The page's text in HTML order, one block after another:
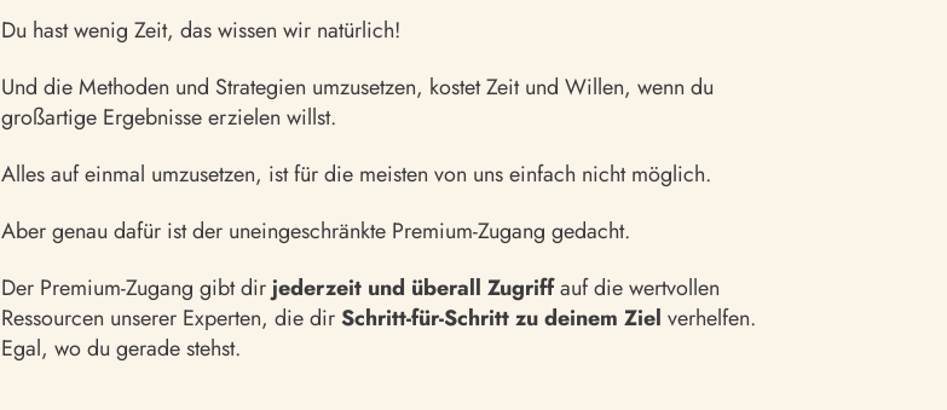
Du hast wenig Zeit, das wissen wir natürlich!
Und die Methoden und Strategien umzusetzen, kostet Zeit und Willen, wenn du
großartige Ergebnisse erzielen willst.
Alles auf einmal umzusetzen, ist für die meisten von uns einfach nicht möglich.
Aber genau dafür ist der uneingeschränkte Premium-Zugang gedacht.
Der Premium-Zugang gibt dirjederzeit und überall Zugriffauf die wertvollen
Ressourcen unserer Experten, die dirSchritt-für-Schritt zu deinem Ziel verhelfen.
Egal, wo du gerade stehst.